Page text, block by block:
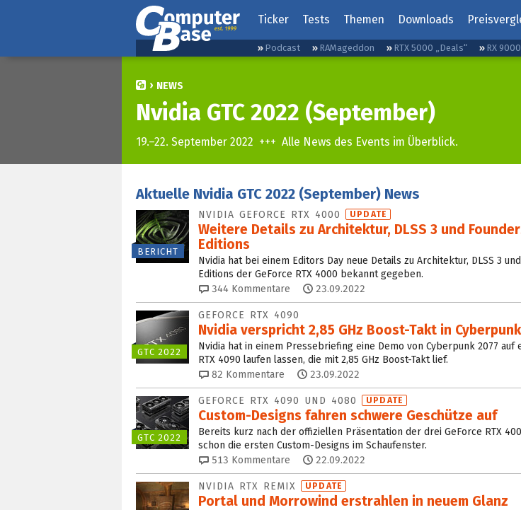
Ticker Tests Themen Downloads
Podcast RAMageddon RTX 5000 „Deals“ RX
NEWS
Nvidia GTC 2022 (September)
19.–22. September 2022 +++ Alle News des Events im Überblick.
Aktuelle Nvidia GTC 2022 (September) News
BERICHT
NVIDIA GEFORCE RTX 4000 UPDATE
Weitere Details zu Architektur, DLSS 3 und
Editions
Nvidia hat bei einem Editors Day neue Details zu Architektur, DLSS 3
Editions der GeForce RTX 4000 bekannt gegeben.
344 Kommentare 23.09.2022
GTC 2022
GEFORCE RTX 4090
Nvidia verspricht 2,85 GHz Boost-Takt in
Nvidia hat in einem Pressebriefing eine Demo von Cyberpunk 2077 auf
RTX 4090 laufen lassen, die mit 2,85 GHz Boost-Takt lief.
82 Kommentare 23.09.2022
GTC 2022
GEFORCE RTX 4090 UND 4080 UPDATE
Custom-Designs fahren schwere Geschütze auf
Bereits kurz nach der offiziellen Präsentation der drei GeForce RTX
schon die ersten Custom-Designs im Schaufenster.
513 Kommentare 22.09.2022
NVIDIA RTX REMIX UPDATE
Portal und Morrowind erstrahlen in neuem Glanz